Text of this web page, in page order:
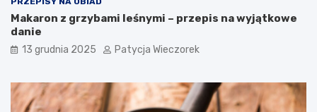
Makaron z grzybami leśnymi – przepis na wyjątkowe
danie
13 grudnia 2025 Patycja Wieczorek